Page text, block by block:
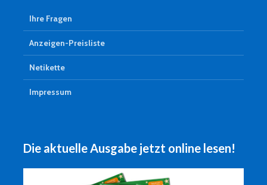
Ihre Fragen
Anzeigen-Preisliste
Netikette
Impressum
Die aktuelle Ausgabe jetzt online lesen!